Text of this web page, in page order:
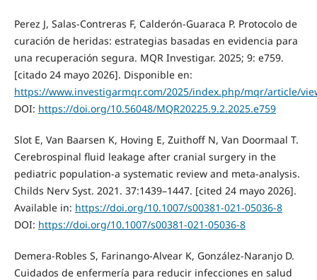
Perez J, Salas-Contreras F, Calderón-Guaraca P. Protocolo de
curación de heridas: estrategias basadas en evidencia para
una recuperación segura. MQR Investigar. 2025; 9: e759.
[citado 24 mayo 2026]. Disponible en:
https://www.investigarmqr.com/2025/index.php/mqr/article/
DOI: https://doi.org/10.56048/MQR20225.9.2.2025.e759
Slot E, Van Baarsen K, Hoving E, Zuithoff N, Van Doormaal T.
Cerebrospinal fluid leakage after cranial surgery in the
pediatric population-a systematic review and meta-analysis.
Childs Nerv Syst. 2021. 37:1439–1447. [cited 24 mayo 2026].
Available in: https://doi.org/10.1007/s00381-021-05036-8
DOI: https://doi.org/10.1007/s00381-021-05036-8
Demera-Robles S, Farinango-Alvear K, González-Naranjo D.
Cuidados de enfermería para reducir infecciones en salud